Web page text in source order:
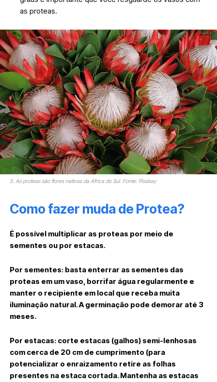
as proteas.
5. As proteas são flores nativas da África do Sul. Fonte: Pixabay
Como fazer muda de Protea?
É possível multiplicar as proteas por meio de
sementes ou por estacas.
Por sementes: basta enterrar as sementes das
proteas em um vaso, borrifar água regularmente e
manter o recipiente em local que receba muita
iluminação natural. A germinação pode demorar até 3
meses.
Por estacas: corte estacas (galhos) semi-lenhosas
com cerca de 20 cm de cumprimento (para
potencializar o enraizamento retire as folhas
presentes na estaca cortada. Mantenha as estacas